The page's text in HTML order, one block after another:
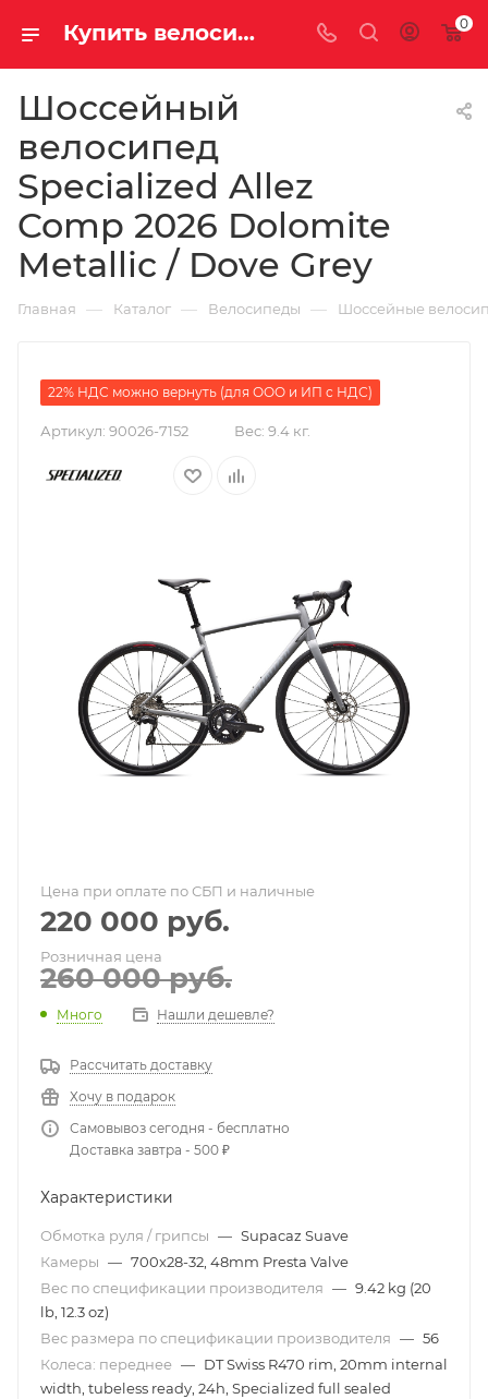
Купить велосипед для шоссе Specialized Allez Comp 2026 Dolomite Metallic / Dove Grey на за 220000.00000000 рублей в Саратове и Энгельсе 0
Шоссейный
велосипед
Specialized Allez
Comp 2026 Dolomite
Metallic / Dove Grey
Главная — Каталог — Велосипеды — Шоссейные
22% НДС можно вернуть (для ООО и ИП с НДС)
Артикул: 90026-7152 Вес: 9.4 кг.
Цена при оплате по СБП и наличные
220 000 руб.
Розничная цена
260 000руб.
Много Нашли дешевле?
Рассчитать доставку
Хочу в подарок
Самовывоз сегодня - бесплатно
Доставка завтра - 500 ₽
Характеристики
Обмотка руля / грипсы — Supacaz Suave
Камеры — 700x28-32, 48mm Presta Valve
Вес по спецификации производителя — 9.42 kg (20
lb, 12.3 oz)
Вес размера по спецификации производителя — 56
Колеса: переднее — DT Swiss R470 rim, 20mm internal
width, tubeless ready, 24h, Specialized full sealed